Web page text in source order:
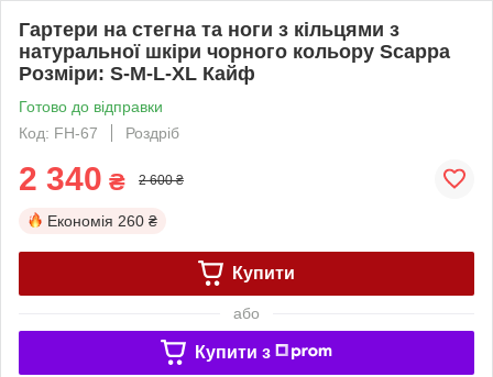
Гартери на стегна та ноги з кільцями з
натуральної шкіри чорного кольору Scappa
Розміри: S-M-L-XL Кайф
Готово до відправки
Код: FH-67
Роздріб
2 340 ₴ 2 600 ₴
Економія 260 ₴
Купити
або
Купити з